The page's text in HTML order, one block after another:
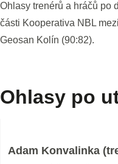
Ohlasy trenérů a hráčů po
části Kooperativa NBL
Geosan Kolín (90:82).
Ohlasy po
Adam Konvalinka